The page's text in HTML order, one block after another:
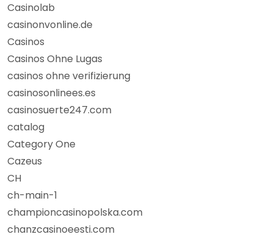
Casinolab
casinonvonline.de
Casinos
Casinos Ohne Lugas
casinos ohne verifizierung
casinosonlinees.es
casinosuerte247.com
catalog
Category One
Cazeus
CH
ch-main-1
championcasinopolska.com
chanzcasinoeesti.com